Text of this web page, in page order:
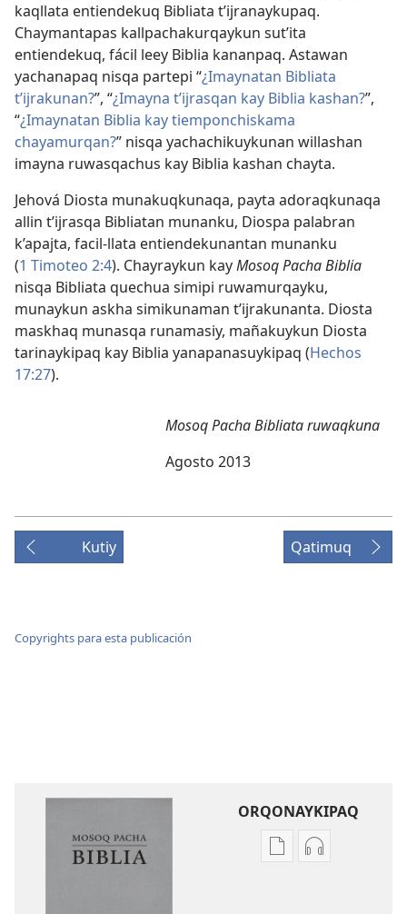
kaqllata entiendekuq Bibliata t’ijranaykupaq.
Chaymantapas kallpachakurqaykun sut’ita
entiendekuq, fácil leey Biblia kananpaq. Astawan
yachanapaq nisqa partepi “¿Imaynatan Bibliata
t’ijrakunan?”, “¿Imayna t’ijrasqan kay Biblia kashan?”,
“¿Imaynatan Biblia kay tiemponchiskama
chayamurqan?” nisqa yachachikuykunan willashan
imayna ruwasqachus kay Biblia kashan chayta.
Jehová Diosta munakuqkunaqa, payta adoraqkunaqa
allin t’ijrasqa Bibliatan munanku, Diospa palabran
k’apajta, facil-llata entiendekunantan munanku
(1 Timoteo 2:4). Chayraykun kayMosoq Pacha Biblia
nisqa Bibliata quechua simipi ruwamurqayku,
munaykun askha simikunaman t’ijrakunanta. Diosta
maskhaq munasqa runamasiy, mañakuykun Diosta
tarinaykipaq kay Biblia yanapanasuykipaq (Hechos
17:27).
Mosoq Pacha Bibliata ruwaqkuna
Agosto 2013
Kutiy Qatimuq
Copyrights para esta publicación
ORQONAYKIPAQ
Kaypi Kaypin